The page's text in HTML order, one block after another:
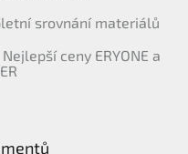
srovnání materiálů
ceny ERYONE a